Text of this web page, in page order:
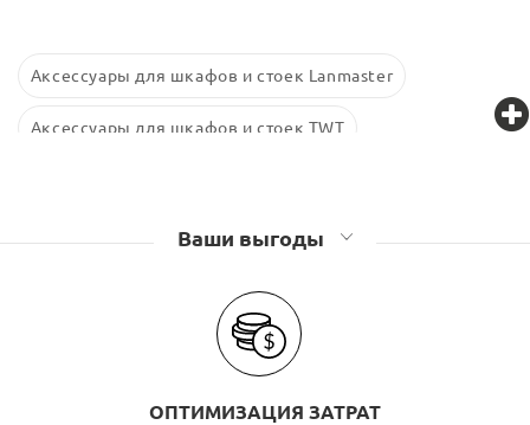
Аксессуары для шкафов и стоек Lanmaster
Аксессуары для шкафов и стоек TWT
Аксессуары для шкафов и стоек Связьстройдеталь
Ваши выгоды
ОПТИМИЗАЦИЯ ЗАТРАТ